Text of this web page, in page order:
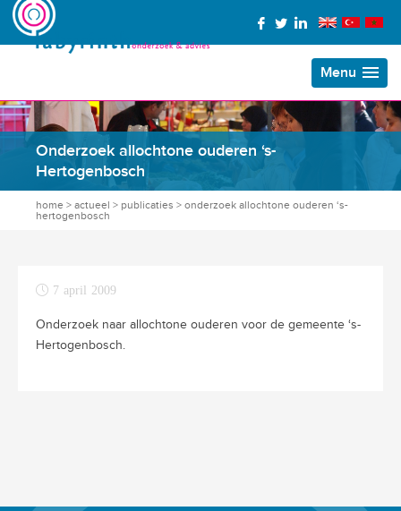
Menu
Onderzoek allochtone ouderen ‘s-
Hertogenbosch
home > actueel > publicaties > onderzoek allochtone ouderen ‘s-
hertogenbosch
7 april 2009
Onderzoek naar allochtone ouderen voor de gemeente ‘s-
Hertogenbosch.